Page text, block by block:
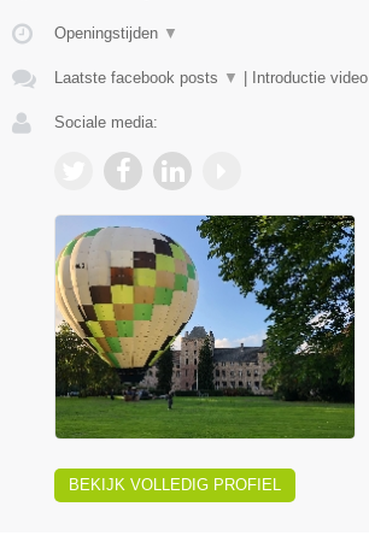
Openingstijden ▼
Laatste facebook posts ▼ | Introductie video
Sociale media:
BEKIJK VOLLEDIG PROFIEL